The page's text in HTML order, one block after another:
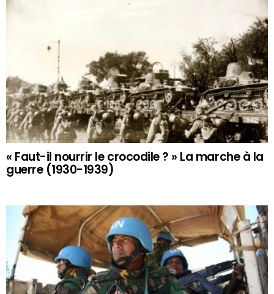
« Faut-il nourrir le crocodile ? » La marche à la
guerre (1930-1939)